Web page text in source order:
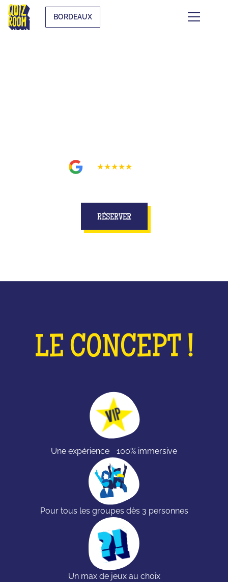
BORDEAUX
★★★★★
RÉSERVER
LE CONCEPT !
Une expérience 100% immersive
Pour tous les groupes dès 3 personnes
Un max de jeux au choix